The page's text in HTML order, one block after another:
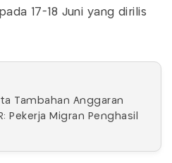
17-18 Juni yang dirilis
Tambahan Anggaran
Pekerja Migran Penghasil